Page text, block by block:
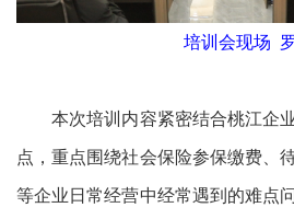
培训会现场
本次培训内容紧密结合桃江企
点，重点围绕社会保险参保缴费、
等企业日常经营中经常遇到的难点